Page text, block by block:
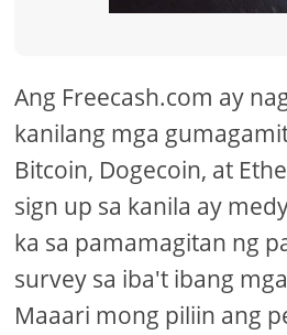
Ang Freecash.com ay
kanilang mga
Bitcoin, Dogecoin, at
sign up sa kanila ay
ka sa pamamagitan ng
survey sa iba't ibang
Maaari mong piliin ang